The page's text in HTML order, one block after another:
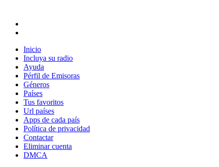
Inicio
Incluya su radio
Ayuda
Pérfil de Emisoras
Géneros
Países
Tus favoritos
Url países
Apps de cada país
Política de privacidad
Contactar
Eliminar cuenta
DMCA